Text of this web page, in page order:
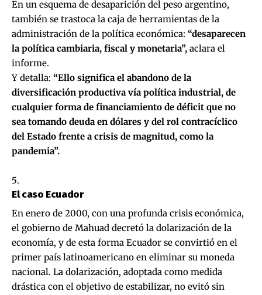
En un esquema de desaparición del peso argentino,
también se trastoca la caja de herramientas de la
administración de la política económica: “desaparecen
la política cambiaria, fiscal y monetaria”, aclara el
informe.
Y detalla: “Ello significa el abandono de la
diversificación productiva vía política industrial, de
cualquier forma de financiamiento de déficit que no
sea tomando deuda en dólares y del rol contracíclico
del Estado frente a crisis de magnitud, como la
pandemia”.
El caso Ecuador
En enero de 2000, con una profunda crisis económica,
el gobierno de Mahuad decretó la dolarización de la
economía, y de esta forma Ecuador se convirtió en el
primer país latinoamericano en eliminar su moneda
nacional. La dolarización, adoptada como medida
drástica con el objetivo de estabilizar, no evitó sin